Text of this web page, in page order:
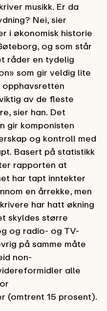
musikk. Er da
Nei, sier
i økonomisk historie
og som står
råder en tydelig
som gir veldig lite
opphavsretten
av de fleste
sier han. Det
gir komponisten
og kontroll med
Basert på statistikk
rapporten at
har tapt inntekter
en årrekke, men
har hatt økning
skyldes større
og radio- og TV-
på samme måte
non-
alle
(omtrent 15 prosent).